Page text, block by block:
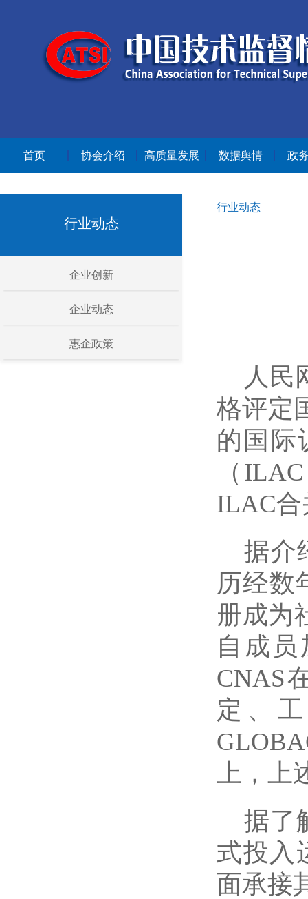
首页 协会介绍 高质量发展 数据舆情 政
行业动态
企业创新
企业动态
惠企政策
行业动态
人民
格评定
的国际
（
ILAC合
据介
历经数
册成为
自成员
CNAS
定、
上，
据了
式投入
面承接